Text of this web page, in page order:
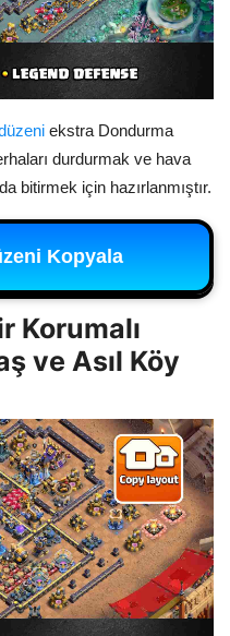
ekstra Dondurma
durdurmak ve hava
bitirmek için hazırlanmıştır.
Kopyala
Korumalı
ve Asıl Köy